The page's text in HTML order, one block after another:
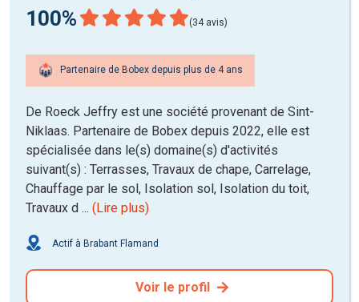
100%
(34 avis)
Partenaire de Bobex depuis plus de 4 ans
De Roeck Jeffry est une société provenant de Sint-
Niklaas. Partenaire de Bobex depuis 2022, elle est
spécialisée dans le(s) domaine(s) d'activités
suivant(s) : Terrasses, Travaux de chape, Carrelage,
Chauffage par le sol, Isolation sol, Isolation du toit,
Travaux d ... (Lire plus)
Actif à Brabant Flamand
Voir le profil